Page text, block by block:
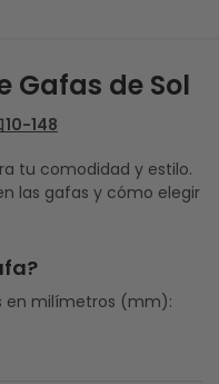
Gafas de Sol
10-148
tu comodidad y estilo.
las gafas y cómo elegir
en milímetros (mm):